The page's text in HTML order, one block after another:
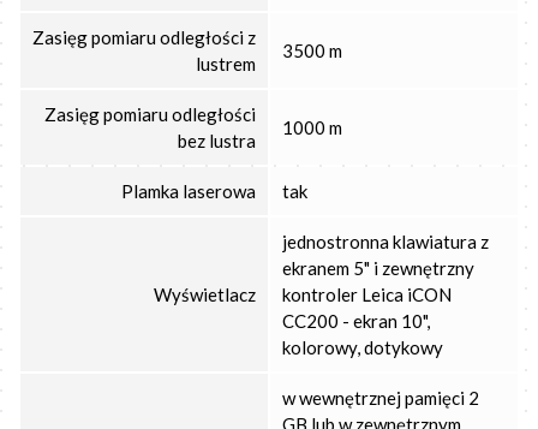
Zasięg pomiaru odległości z
lustrem
3500 m
Zasięg pomiaru odległości
bez lustra
1000 m
Plamka laserowa tak
Wyświetlacz
jednostronna klawiatura z
ekranem 5" i zewnętrzny
kontroler Leica iCON
CC200 - ekran 10",
kolorowy, dotykowy
w wewnętrznej pamięci 2
GB lub w zewnętrznym